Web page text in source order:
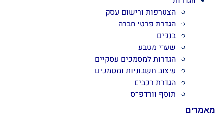
הצטרפות ורישום עסק
הגדרת פרטי חברה
בנקים
שערי מטבע
הגדרות למסמכים עסקיים
עיצוב חשבוניות ומסמכים
הגדרת רכבים
תוסף וורדפרס
מאמרים